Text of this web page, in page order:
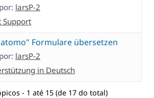
larsP-2
Support
Formulare übersetzen
larsP-2
in Deutsch
- 1 até 15 (de 17 do total)